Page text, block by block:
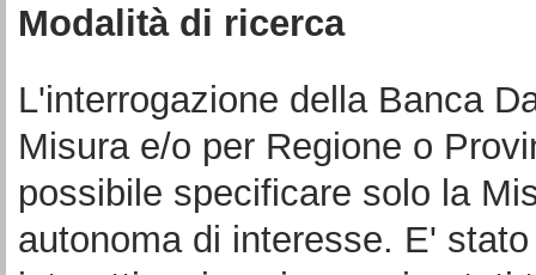
Modalità di ricerca
L'interrogazione della Banca
Misura e/o per Regione o
possibile specificare solo la
autonoma di interesse. E'